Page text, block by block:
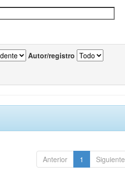
Autor/registro
Anterior 1 Siguiente